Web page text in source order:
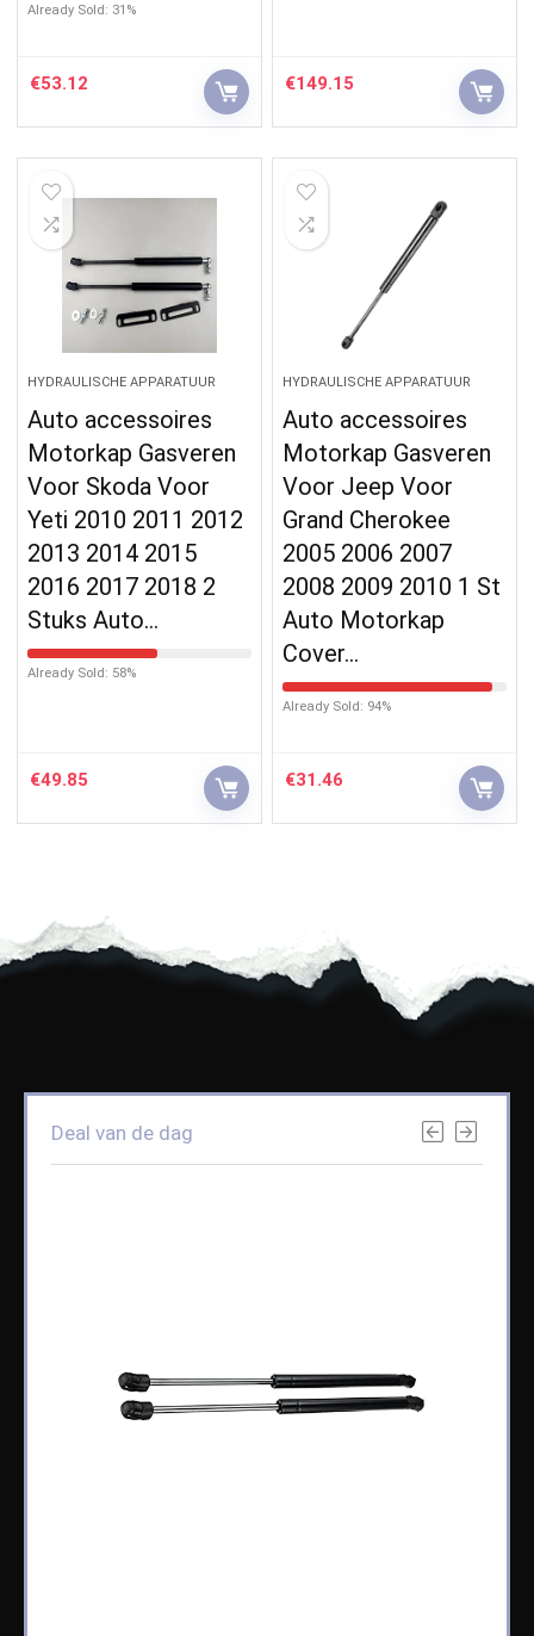
Already Sold: 31%
€53.12 €149.15
HYDRAULISCHE APPARATUUR
Auto accessoires
Motorkap Gasveren
Voor Skoda Voor
Yeti 2010 2011 2012
2013 2014 2015
2016 2017 2018 2
Stuks Auto…
Already Sold: 58%
€49.85
HYDRAULISCHE APPARATUUR
Auto accessoires
Motorkap Gasveren
Voor Jeep Voor
Grand Cherokee
2005 2006 2007
2008 2009 2010 1 St
Auto Motorkap
Cover…
Already Sold: 94%
€31.46
Deal van de dag